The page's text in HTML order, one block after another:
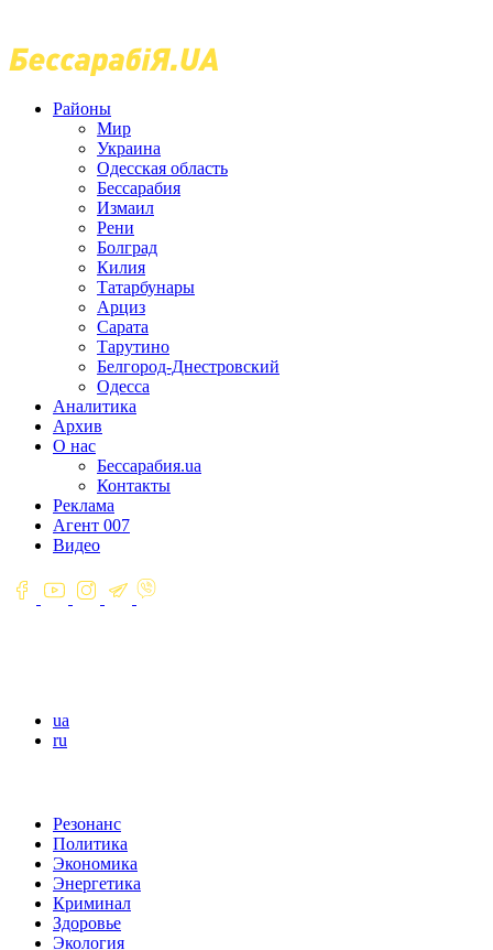
Районы
Мир
Украина
Одесская область
Бессарабия
Измаил
Рени
Болград
Килия
Татарбунары
Арциз
Сарата
Тарутино
Белгород-Днестровский
Одесса
Аналитика
Архив
О нас
Бессарабия.ua
Контакты
Реклама
Агент 007
Видео
ua
ru
Резонанс
Политика
Экономика
Энергетика
Криминал
Здоровье
Экология